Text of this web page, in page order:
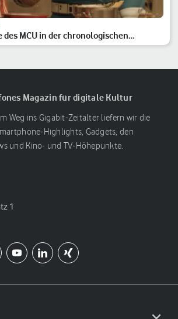
MCU in der chronologischen
Magazin für digitale Kultur
Weg ins Gigabit-Zeitalter liefern wir die
Highlights, Gadgets, den
und Kino- und TV-Höhepunkte.
1